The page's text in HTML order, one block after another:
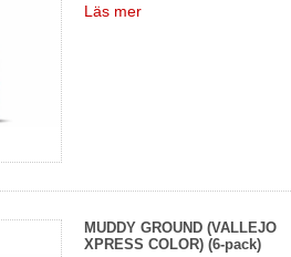
Läs mer
MUDDY GROUND (VALLEJO
XPRESS COLOR) (6-pack)